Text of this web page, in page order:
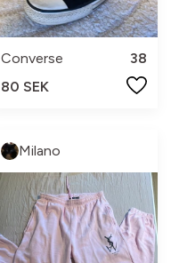
Converse
38
80 SEK
Milano